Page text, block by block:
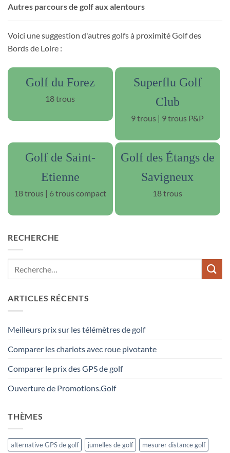
Autres parcours de golf aux alentours
Voici une suggestion d'autres golfs à proximité Golf des
Bords de Loire :
Golf du Forez
18 trous
Superflu Golf
Club
9 trous | 9 trous P&P
Golf de Saint-
Etienne
18 trous | 6 trous compact
Golf des Étangs de
Savigneux
18 trous
RECHERCHE
ARTICLES RÉCENTS
Meilleurs prix sur les télémètres de golf
Comparer les chariots avec roue pivotante
Comparer le prix des GPS de golf
Ouverture de Promotions.Golf
THÈMES
alternative GPS de golf jumelles de golf
mesurer distance golf